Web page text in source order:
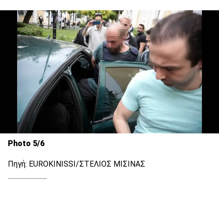
Photo 5/6
Πηγή: EUROKINISSI/ΣΤΕΛΙΟΣ ΜΙΣΙΝΑΣ